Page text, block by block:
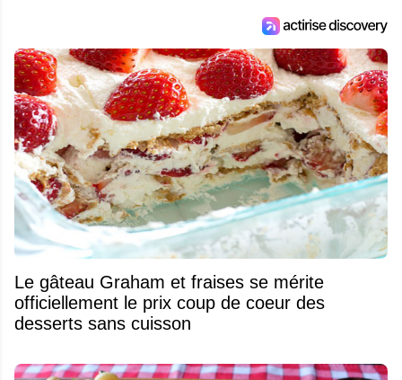
Le gâteau Graham et fraises se mérite
officiellement le prix coup de coeur des
desserts sans cuisson